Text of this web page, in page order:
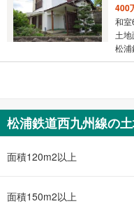
400
和
土
松浦
350
7DK
松浦鉄道西九州線の
面積120m2以上
面積150m2以上